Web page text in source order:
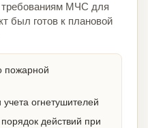
требованиям МЧС для
был готов к плановой
пожарной
огнетушителей
действий при